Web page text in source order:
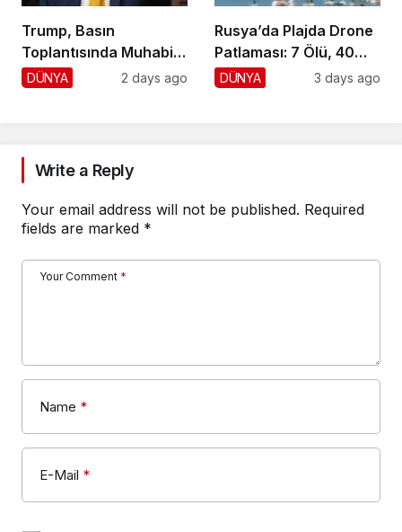
Trump, Basın
Toplantısında Muhabiri
Fena Yerden Aldı
DÜNYA 2 days ago
Rusya’da Plajda Drone
Patlaması: 7 Ölü, 40
Yaralı
DÜNYA 3 days ago
Write a Reply
Your email address will not be published. Required
fields are marked *
Your Comment *
Name *
E-Mail *